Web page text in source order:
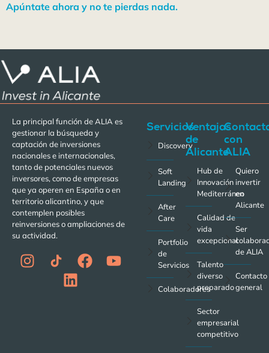
Apúntate ahora y no te pierdas nada.
La principal función de ALIA es
gestionar la búsqueda y
captación de inversiones
nacionales e internacionales,
tanto de potenciales nuevos
inversores, como de empresas
que ya operen en España o en
territorio alicantino, y que
contemplen posibles
reinversiones o ampliaciones de
su actividad.
Servicios
Discovery
Soft
Landing
After
Care
Portfolio
de
Servicios
Colaboradores
Ventajas
de
Alicante
Hub de
Innovación
Mediterráneo
Calidad de
vida
excepcional
Talento
diverso
preparado
Sector
empresarial
competitivo
con
ALIA
Quiero
invertir
en
Alicante
Ser
de ALIA
Contacto
general